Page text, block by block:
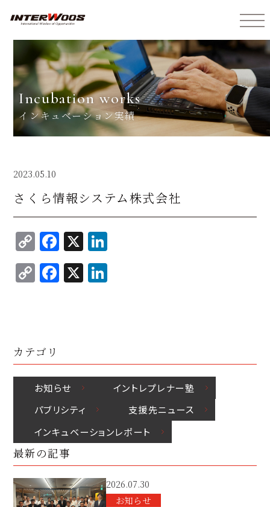
incubation works
インキュベーション実績
2023.05.10
さくら情報システム株式会社
C
o
p
k
F
a
c
o
k
X
n
C
o
Li
n
k
F
a
o
o
k
X
I
n
カテゴリ
お知らせ
イントレプレナー塾
パブリシティ
⽀援先ニュース
インキュベーションレポート
最新の記事
2026.07.30
お知らせ